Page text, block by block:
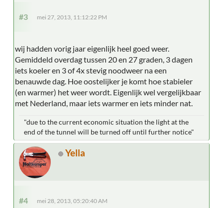
#3 mei 27, 2013, 11:12:22 PM
wij hadden vorig jaar eigenlijk heel goed weer.
Gemiddeld overdag tussen 20 en 27 graden, 3 dagen
iets koeler en 3 of 4x stevig noodweer na een
benauwde dag. Hoe oostelijker je komt hoe stabieler
(en warmer) het weer wordt. Eigenlijk wel vergelijkbaar
met Nederland, maar iets warmer en iets minder nat.
"due to the current economic situation the light at the
end of the tunnel will be turned off until further notice"
Yella
#4 mei 28, 2013, 05:20:40 AM